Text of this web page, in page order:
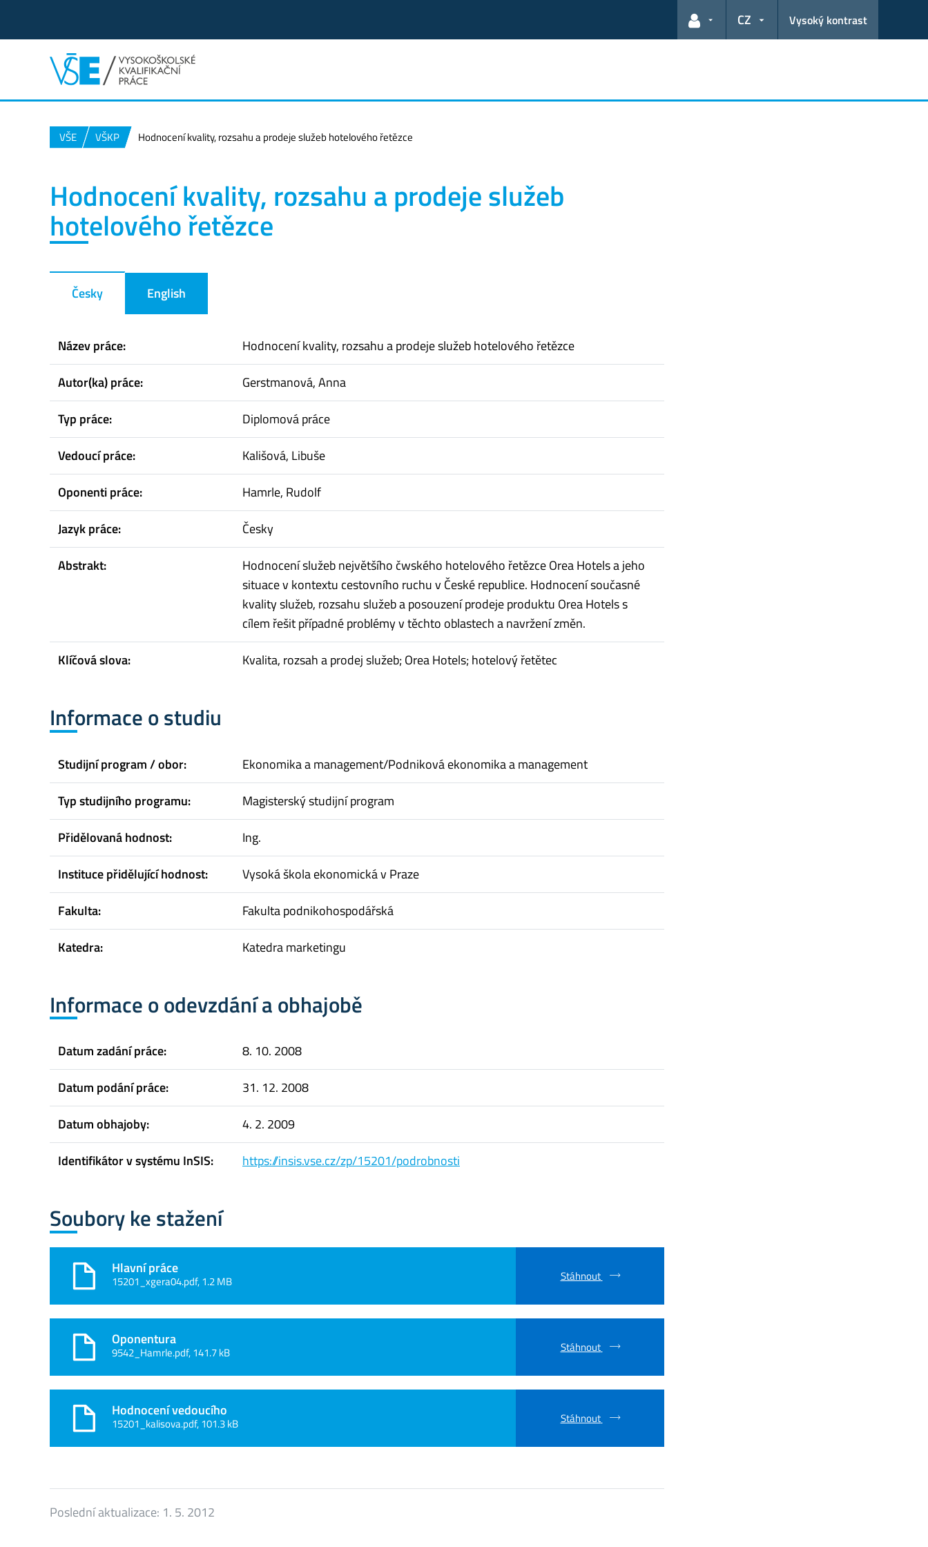
Odkazy pro uživatele
CZ Vysoký kontrast
VŠE VŠKP Hodnocení kvality, rozsahu a prodeje služeb hotelového řetězce
Hodnocení kvality, rozsahu a prodeje služeb
hotelového řetězce
Česky English
Název práce:
Hodnocení kvality, rozsahu a prodeje služeb hotelového řetězce
Autor(ka) práce:
Gerstmanová, Anna
Typ práce:
Diplomová práce
Vedoucí práce:
Kališová, Libuše
Oponenti práce:
Hamrle, Rudolf
Jazyk práce:
Česky
Abstrakt:
Hodnocení služeb největšího čwského hotelového řetězce Orea Hotels a jeho
situace v kontextu cestovního ruchu v České republice. Hodnocení současné
kvality služeb, rozsahu služeb a posouzení prodeje produktu Orea Hotels s
cílem řešit případné problémy v těchto oblastech a navržení změn.
Klíčová slova:
Kvalita, rozsah a prodej služeb; Orea Hotels; hotelový řetětec
Informace o studiu
Studijní program / obor:
Ekonomika a management/Podniková ekonomika a management
Typ studijního programu:
Magisterský studijní program
Přidělovaná hodnost:
Ing.
Instituce přidělující hodnost:
Vysoká škola ekonomická v Praze
Fakulta:
Fakulta podnikohospodářská
Katedra:
Katedra marketingu
Informace o odevzdání a obhajobě
Datum zadání práce:
8. 10. 2008
Datum podání práce:
31. 12. 2008
Datum obhajoby:
4. 2. 2009
Identifikátor v systému InSIS:
https://insis.vse.cz/zp/15201/podrobnosti
Soubory ke stažení
Hlavní práce
15201_xgera04.pdf, 1.2 MB Stáhnout
Oponentura
9542_Hamrle.pdf, 141.7 kB Stáhnout
Hodnocení vedoucího
15201_kalisova.pdf, 101.3 kB Stáhnout
Poslední aktualizace: 1. 5. 2012